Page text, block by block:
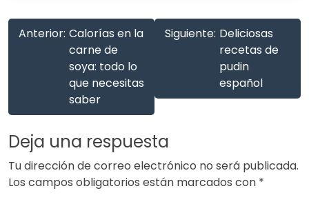
Anterior: Calorías en la
carne de
soya: todo lo
que necesitas
saber
Siguiente: Deliciosas
recetas de
pudin
español
Deja una respuesta
Tu dirección de correo electrónico no será publicada.
Los campos obligatorios están marcados con *